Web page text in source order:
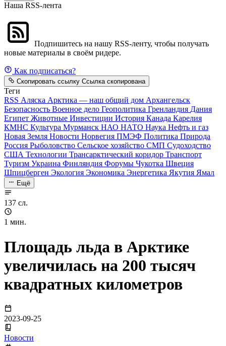
Наша RSS-лента
Подпишитесь на нашу RSS-ленту, чтобы получать
новые материалы в своём ридере.
Как подписаться?
Скопировать ссылку Ссылка скопирована
Теги
RSS Аляска Арктика — наш общий дом Архангельск
Безопасность Военное дело Геополитика Гренландия Дания
Египет Животные Инвестиции История Канада Карелия
КМНС Культура Мурманск НАО НАТО Наука Нефть и газ
Новая Земля Новости Норвегия ПМЭФ Политика Природа
Россия Рыболовство Сельское хозяйство СМП Судоходство
США Технологии Трансарктический коридор Транспорт
Туризм Украина Финляндия Форумы Чукотка Швеция
Шпицберген Экология Экономика Энергетика Якутия Ямал
Ещё
137 сл.
1 мин.
Площадь льда в Арктике
увеличилась на 200 тысяч
квадратных километров
2023-09-25
Новости